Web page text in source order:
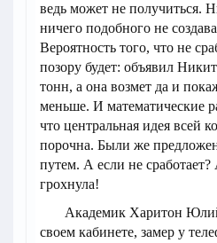
ведь может не получиться.
ничего подобного не
Вероятность того, что не
позору будет: объявил
тонн, а она возмет да и
меньше. И математические
что центральная идея всей
порочна. Были же
путем. А если не
грохнула!
Академик Харитон Юлий
своем кабинете, замер у